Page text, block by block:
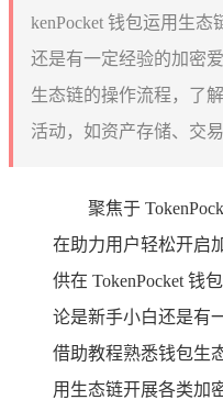
kenPocket 钱包运用生
还是有一定经验的加密
生态链的操作流程，了
活动，如资产存储、交
聚焦于
在助力用户轻松开启
供在 TokenPocket 钱
论是新手小白还是有
借助教程熟悉钱包生
用生态链开展各类加